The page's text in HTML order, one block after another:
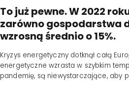
To już pewne. W 2022
zarówno gospodarstwa
wzrosną średnio o 15%.
Kryzys energetyczny dotknął całą
energetyczne wzrasta w szybkim
pandemię, są niewystarczające, aby